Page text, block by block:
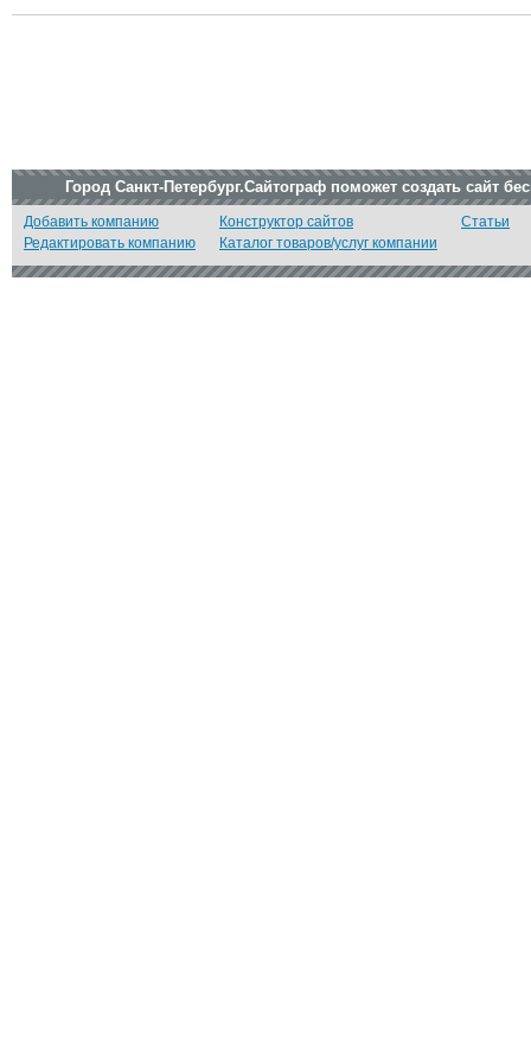
Город Санкт-Петербург.Сайтограф поможет создать сайт
Добавить компанию
Редактировать компанию
Конструктор сайтов
Каталог товаров/услуг компании
Статьи